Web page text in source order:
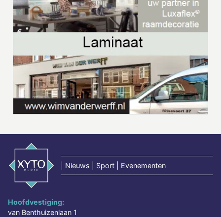
Nieuws | Sport | Evenementen
Hoofdvestiging:
van Benthuizenlaan 1